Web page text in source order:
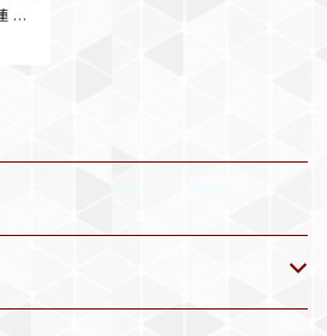
モ
赤